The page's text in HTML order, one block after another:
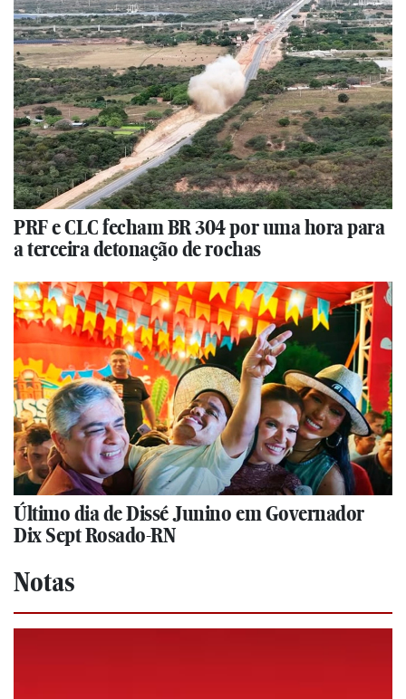
PRF e CLC fecham BR 304 por uma hora para
a terceira detonação de rochas
Último dia de Dissé Junino em Governador
Dix Sept Rosado-RN
Notas